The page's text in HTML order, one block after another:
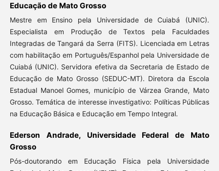
Educação de Mato Grosso
Mestre em Ensino pela Universidade de Cuiabá (UNIC).
Especialista em Produção de Textos pela Faculdades
Integradas de Tangará da Serra (FITS). Licenciada em Letras
com habilitação em Português/Espanhol pela Universidade de
Cuiabá (UNIC). Servidora efetiva da Secretaria de Estado de
Educação de Mato Grosso (SEDUC-MT). Diretora da Escola
Estadual Manoel Gomes, município de Várzea Grande, Mato
Grosso. Temática de interesse investigativo: Políticas Públicas
na Educação Básica e Educação em Tempo Integral.
Ederson Andrade, Universidade Federal de Mato
Grosso
Pós-doutorando em Educação Física pela Universidade